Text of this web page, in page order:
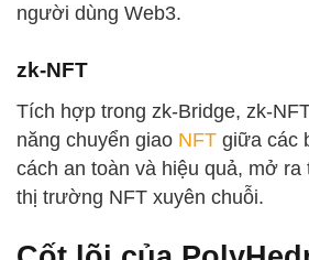
người dùng Web3.
zk-NFT
Tích hợp trong zk-Bridge, zk-
năng chuyển giao NFT giữa các
cách an toàn và hiệu quả, mở
thị trường NFT xuyên chuỗi.